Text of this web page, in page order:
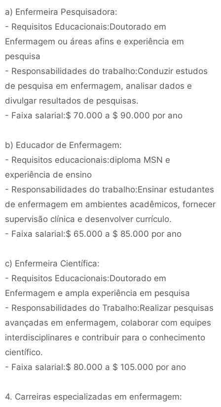
a) Enfermeira Pesquisadora:
- Requisitos Educacionais:Doutorado em
Enfermagem ou áreas afins e experiência em
pesquisa
- Responsabilidades do trabalho:Conduzir estudos
de pesquisa em enfermagem, analisar dados e
divulgar resultados de pesquisas.
- Faixa salarial:$ 70.000 a $ 90.000 por ano
b) Educador de Enfermagem:
- Requisitos educacionais:diploma MSN e
experiência de ensino
- Responsabilidades do trabalho:Ensinar estudantes
de enfermagem em ambientes acadêmicos, fornecer
supervisão clínica e desenvolver currículo.
- Faixa salarial:$ 65.000 a $ 85.000 por ano
c) Enfermeira Científica:
- Requisitos Educacionais:Doutorado em
Enfermagem e ampla experiência em pesquisa
- Responsabilidades do Trabalho:Realizar pesquisas
avançadas em enfermagem, colaborar com equipes
interdisciplinares e contribuir para o conhecimento
científico.
- Faixa salarial:$ 80.000 a $ 105.000 por ano
4. Carreiras especializadas em enfermagem: